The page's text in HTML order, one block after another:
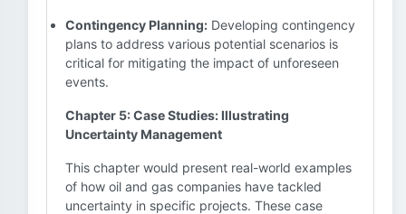
Contingency Planning: Developing contingency
plans to address various potential scenarios is
critical for mitigating the impact of unforeseen
events.
Chapter 5: Case Studies: Illustrating
Uncertainty Management
This chapter would present real-world examples
of how oil and gas companies have tackled
uncertainty in specific projects. These case